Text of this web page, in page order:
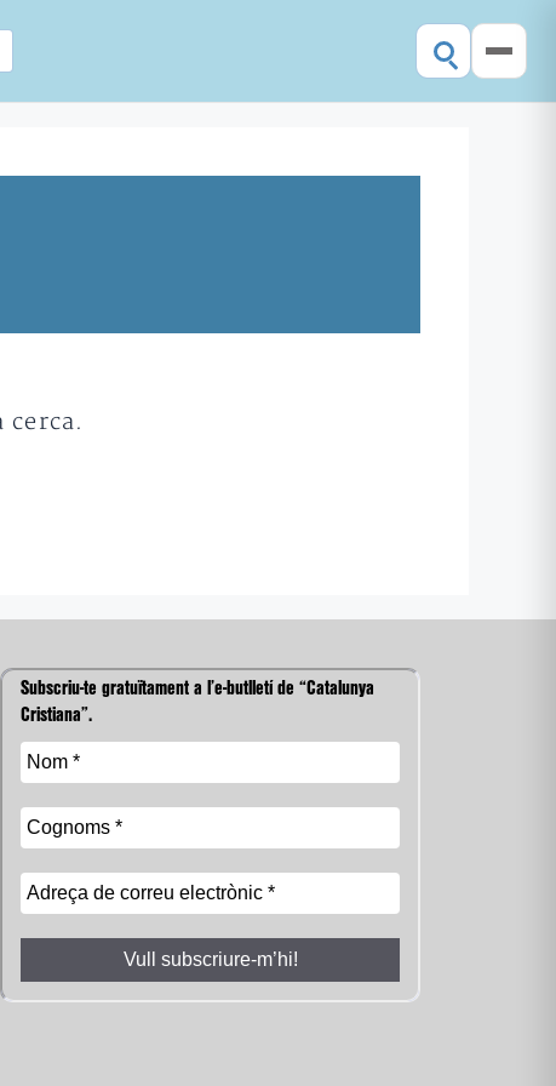
cerca.
Subscriu-te gratuïtament a l’e-butlletí de “Catalunya
Cristiana”.